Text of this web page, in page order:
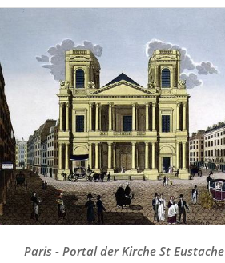
Paris - Portal der Kirche St Eustache